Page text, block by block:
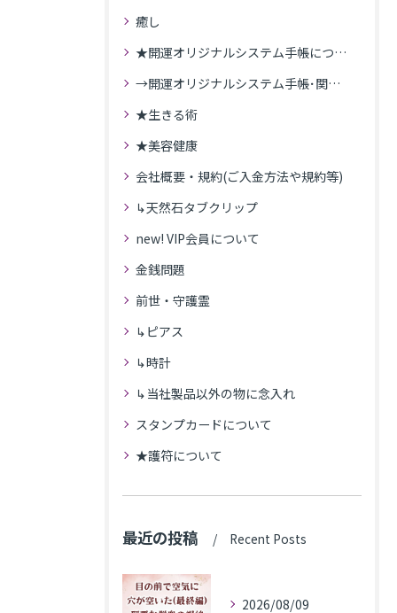
癒し
★開運オリジナルシステム手帳について
→開運オリジナルシステム手帳･関連記事
★生きる術
★美容健康
会社概要・規約(ご入金方法や規約等)
↳天然石タブクリップ
new! VIP会員について
金銭問題
前世・守護霊
↳ピアス
↳時計
↳当社製品以外の物に念入れ
スタンプカードについて
★護符について
最近の投稿 Recent Posts
2026/08/09